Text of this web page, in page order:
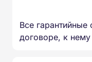
Все гарантийные
договоре, к нему